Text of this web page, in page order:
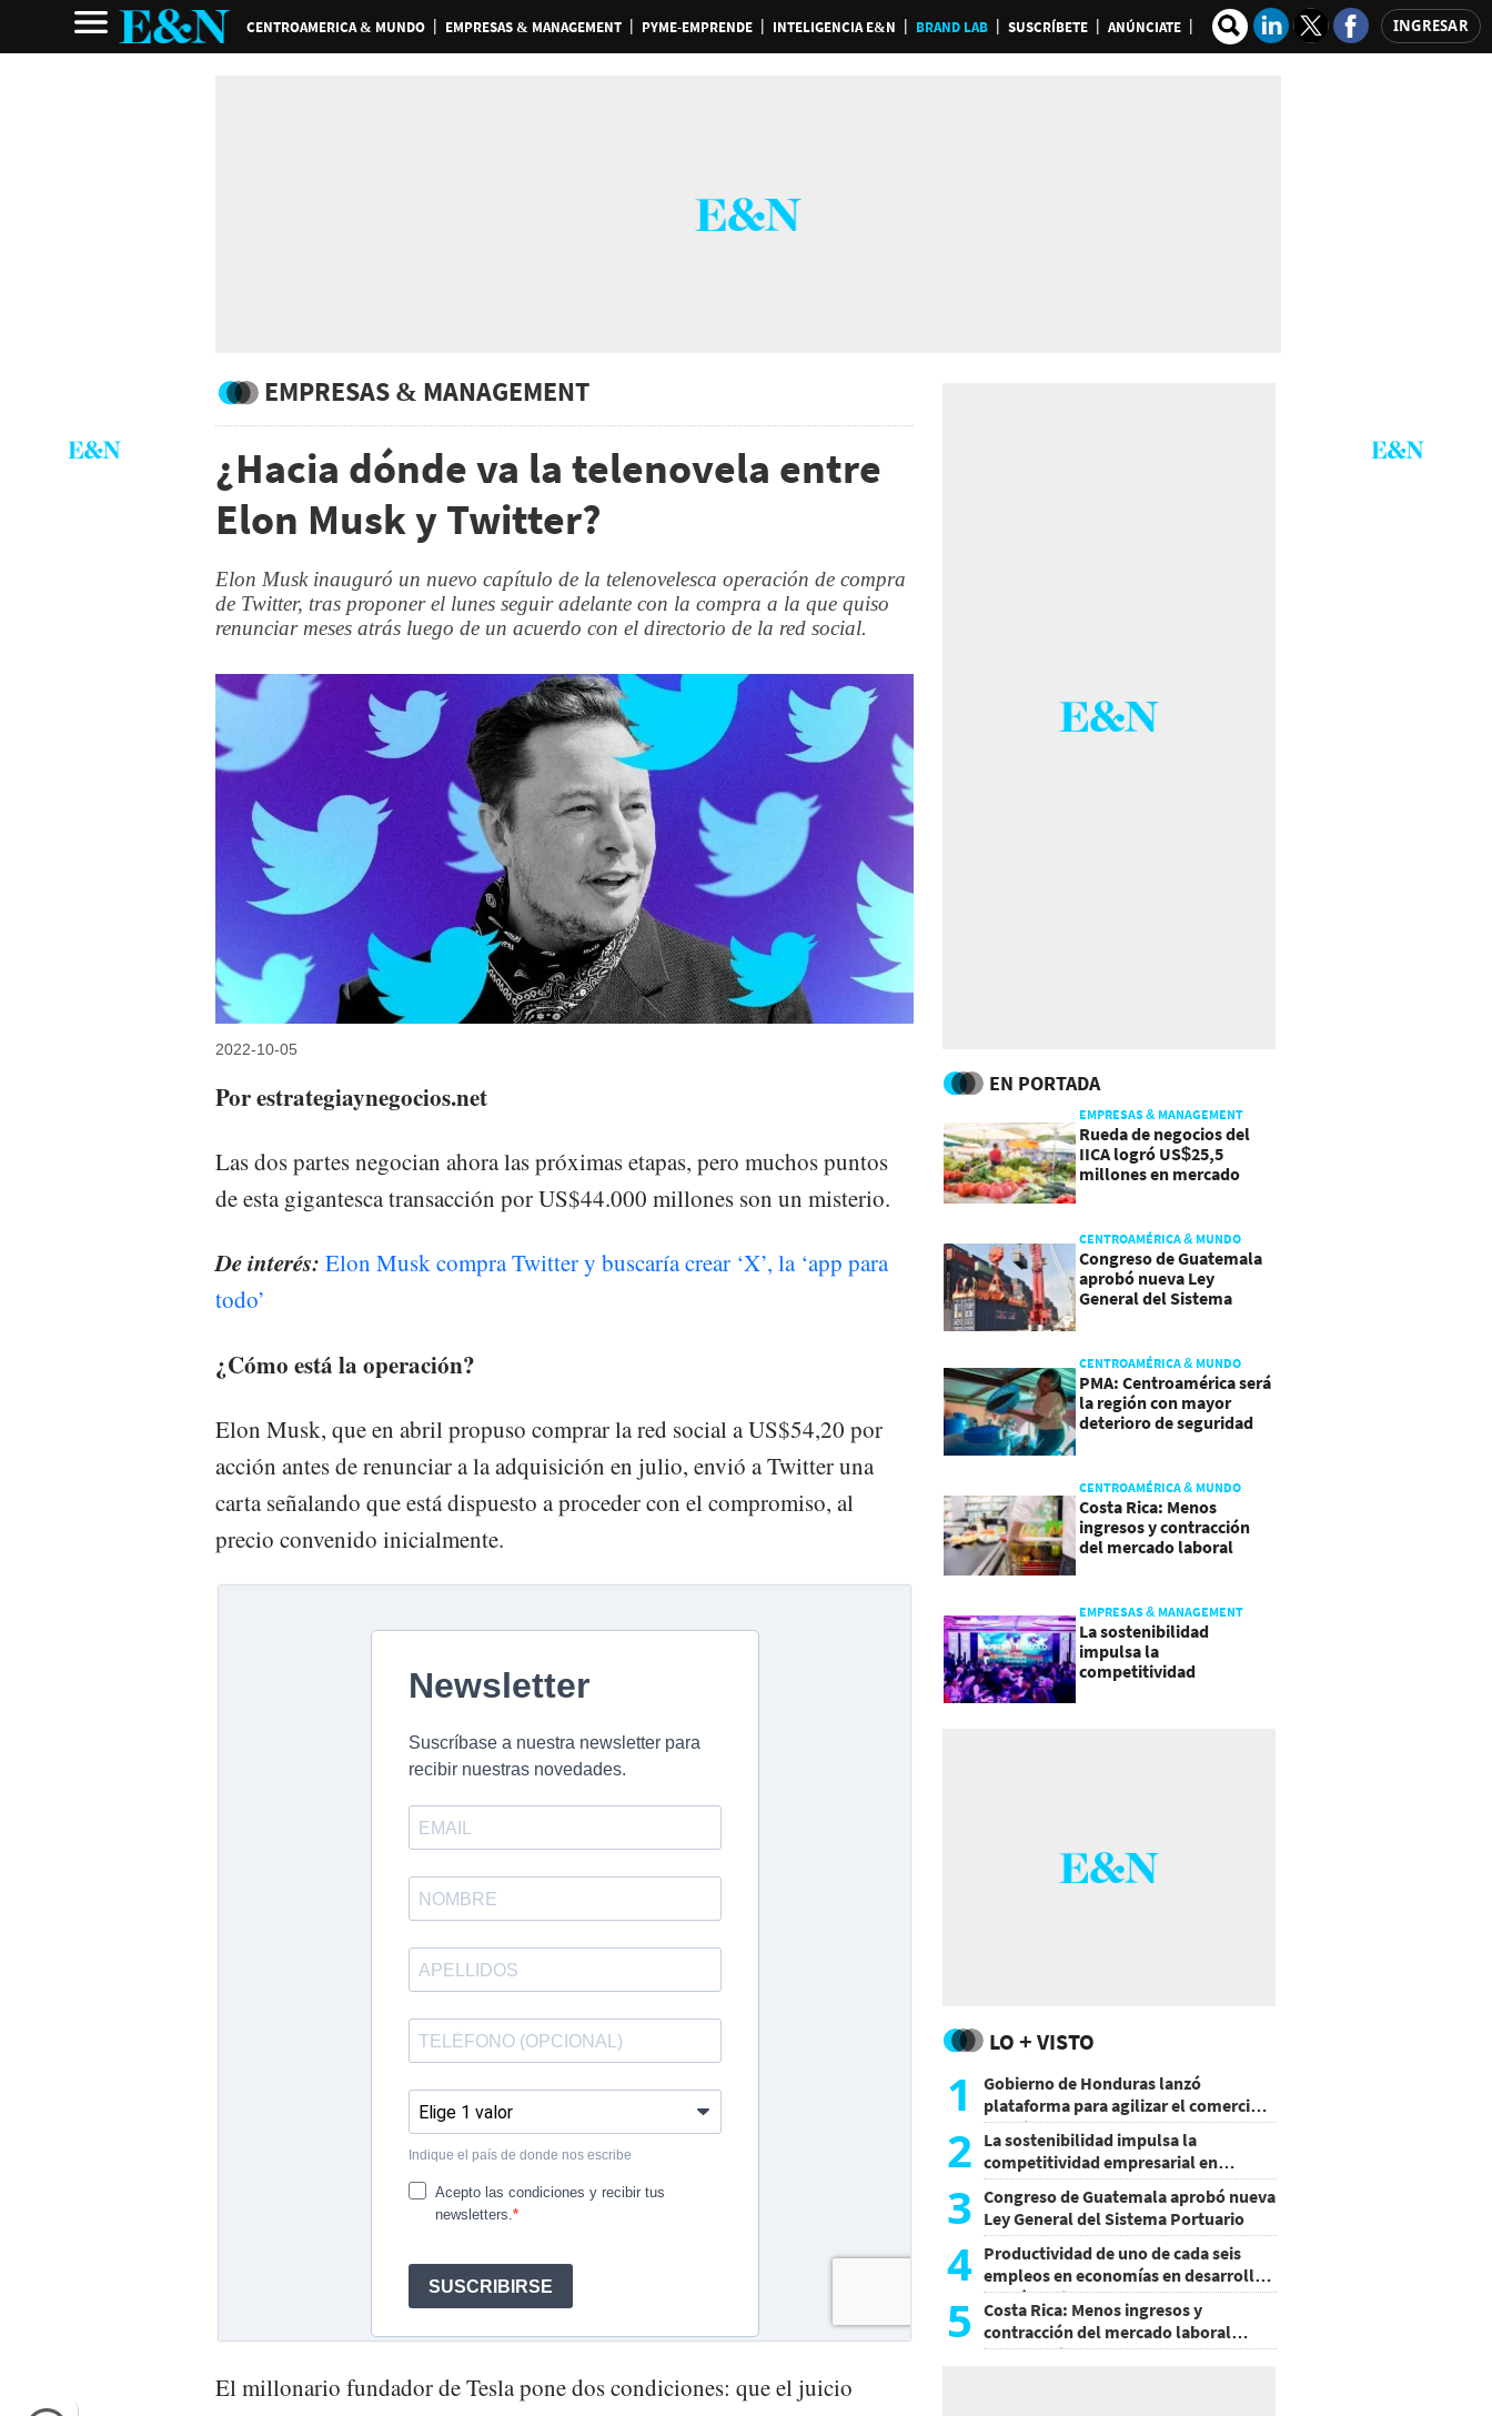
CENTROAMERICA & MUNDO EMPRESAS & MANAGEMENT PYME-EMPRENDE INTELIGENCIA E&N BRAND LAB SUSCRÍBETE ANÚNCIATE INGRESAR
EMPRESAS & MANAGEMENT
¿Hacia dónde va la telenovela entre
Elon Musk y Twitter?
Elon Musk inauguró un nuevo capítulo de la telenovelesca operación de compra
de Twitter, tras proponer el lunes seguir adelante con la compra a la que quiso
renunciar meses atrás luego de un acuerdo con el directorio de la red social.
2022-10-05
Por estrategiaynegocios.net
Las dos partes negocian ahora las próximas etapas, pero muchos puntos
de esta gigantesca transacción por US$44.000 millones son un misterio.
De interés: Elon Musk compra Twitter y buscaría crear ‘X’, la ‘app para
todo’
¿Cómo está la operación?
Elon Musk, que en abril propuso comprar la red social a US$54,20 por
acción antes de renunciar a la adquisición en julio, envió a Twitter una
carta señalando que está dispuesto a proceder con el compromiso, al
precio convenido inicialmente.
El millonario fundador de Tesla pone dos condiciones: que el juicio
EN PORTADA
EMPRESAS & MANAGEMENT
Rueda de negocios del
IICA logró US$25,5
millones en mercado
CENTROAMÉRICA & MUNDO
Congreso de Guatemala
aprobó nueva Ley
General del Sistema
CENTROAMÉRICA & MUNDO
PMA: Centroamérica será
la región con mayor
deterioro de seguridad
CENTROAMÉRICA & MUNDO
Costa Rica: Menos
ingresos y contracción
del mercado laboral
EMPRESAS & MANAGEMENT
La sostenibilidad
impulsa la
competitividad
LO + VISTO
1
Gobierno de Honduras lanzó
plataforma para agilizar el comercio
exterior
2 La sostenibilidad impulsa la
competitividad empresarial en
Guatemala
3 Congreso de Guatemala aprobó nueva
Ley General del Sistema Portuario
4 Productividad de uno de cada seis
empleos en economías en desarrollo
podría mejorar por la IA
5
Costa Rica: Menos ingresos y
contracción del mercado laboral
causan baja del consumo